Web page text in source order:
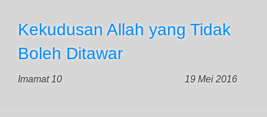
Kekudusan Allah yang Tidak
Boleh Ditawar
Imamat 10 19 Mei 2016